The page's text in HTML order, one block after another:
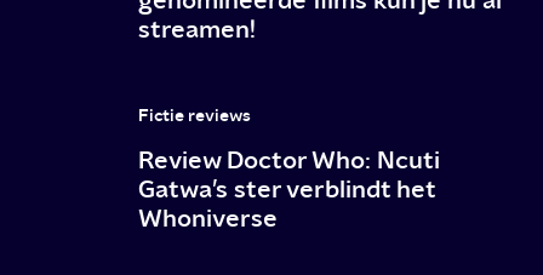
streamen!
Fictie reviews
Review Doctor Who: Ncuti
Gatwa’s ster verblindt het
Whoniverse